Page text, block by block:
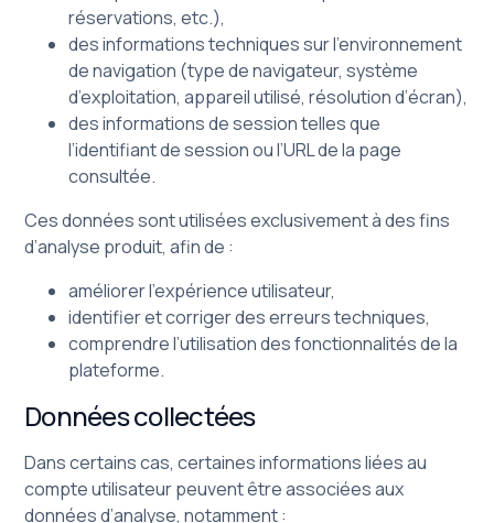
réservations, etc.),
des informations techniques sur l’environnement
de navigation (type de navigateur, système
d’exploitation, appareil utilisé, résolution d’écran),
des informations de session telles que
l’identifiant de session ou l’URL de la page
consultée.
Ces données sont utilisées exclusivement à des fins
d’analyse produit, afin de :
améliorer l’expérience utilisateur,
identifier et corriger des erreurs techniques,
comprendre l’utilisation des fonctionnalités de la
plateforme.
Données collectées
Dans certains cas, certaines informations liées au
compte utilisateur peuvent être associées aux
données d’analyse, notamment :